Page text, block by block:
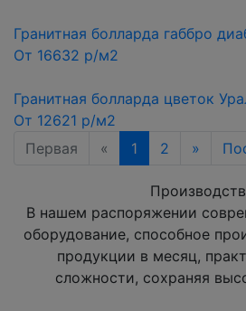
Гранитная болларда габбро
От 16632 р/м2
Гранитная болларда цветок
От 12621 р/м2
Первая
« 1 2 »
В нашем распоряжении
оборудование, способное
продукции в месяц,
сложности, сохраняя